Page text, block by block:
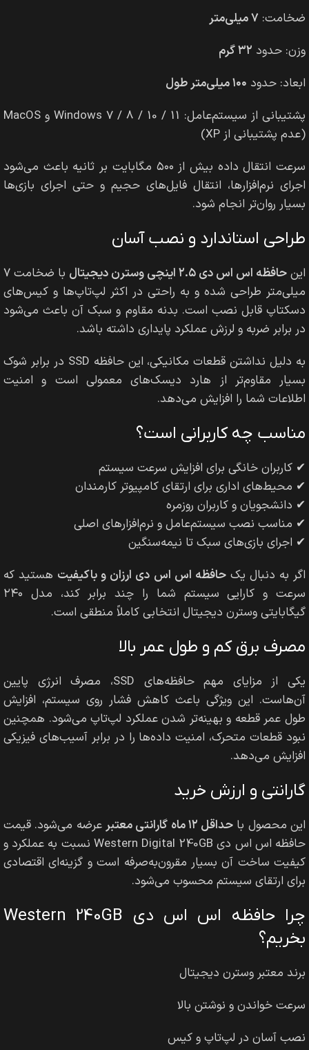
ضخامت: ۷ میلی‌متر
وزن: حدود ۳۲ گرم
ابعاد: حدود ۱۰۰ میلی‌متر طول
پشتیبانی از سیستم‌عامل: Windows 7 / 8 / 10 / 11 و MacOS
(عدم پشتیبانی از XP)
سرعت انتقال داده بیش از ۵۰۰ مگابایت بر ثانیه باعث می‌شود
اجرای نرم‌افزارها، انتقال فایل‌های حجیم و حتی اجرای بازی‌ها
بسیار روان‌تر انجام شود.
طراحی استاندارد و نصب آسان
اینحافظه اس اس دی ۲.۵ اینچی وسترن دیجیتال
با ضخامت ۷
میلی‌متر طراحی شده و به راحتی در اکثر لپ‌تاپ‌ها و کیس‌های
دسکتاپ قابل نصب است. بدنه مقاوم و سبک آن باعث می‌شود
در برابر ضربه و لرزش عملکرد پایداری داشته باشد.
به دلیل نداشتن قطعات مکانیکی، این حافظه SSD در برابر شوک
بسیار مقاوم‌تر از هارد دیسک‌های معمولی است و امنیت
اطلاعات شما را افزایش می‌دهد.
مناسب چه کاربرانی است؟
✔ کاربران خانگی برای افزایش سرعت سیستم
✔ محیط‌های اداری برای ارتقای کامپیوتر کارمندان
✔ دانشجویان و کاربران روزمره
✔ مناسب نصب سیستم‌عامل و نرم‌افزارهای اصلی
✔ اجرای بازی‌های سبک تا نیمه‌سنگین
اگر به دنبال یکحافظه اس اس دی ارزان و باکیفیت هستید که
سرعت و کارایی سیستم شما را چند برابر کند، مدل ۲۴۰
گیگابایتی وسترن دیجیتال انتخابی کاملاً منطقی است.
مصرف برق کم و طول عمر بالا
یکی از مزایای مهم حافظه‌های SSD، مصرف انرژی پایین
آن‌هاست. این ویژگی باعث کاهش فشار روی سیستم، افزایش
طول عمر قطعه و بهینه‌تر شدن عملکرد لپ‌تاپ می‌شود. همچنین
نبود قطعات متحرک، امنیت داده‌ها را در برابر آسیب‌های فیزیکی
افزایش می‌دهد.
گارانتی و ارزش خرید
این محصول با حداقل ۱۲ ماه گارانتی معتبر
عرضه می‌شود. قیمت
حافظه اس اس دی Western Digital 240GB نسبت به عملکرد و
کیفیت ساخت آن بسیار مقرون‌به‌صرفه است و گزینه‌ای اقتصادی
برای ارتقای سیستم محسوب می‌شود.
چرا حافظه اس اس دی Western 240GB
بخریم؟
برند معتبر وسترن دیجیتال
سرعت خواندن و نوشتن بالا
نصب آسان در لپ‌تاپ و کیس